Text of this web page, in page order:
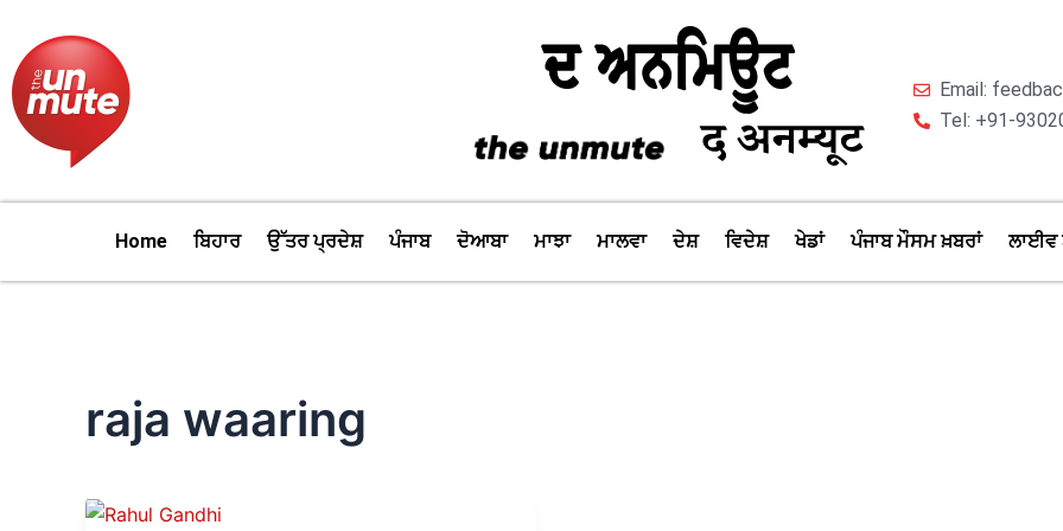
content
Email:
Tel: +91-
Home ਬਿਹਾਰ ਉੱਤਰ ਪ੍ਰਦੇਸ਼ ਪੰਜਾਬ ਦੋਆਬਾ ਮਾਝਾ ਮਾਲਵਾ ਦੇਸ਼ ਵਿਦੇਸ਼ ਖੇਡਾਂ ਪੰਜਾਬ ਮੌਸਮ ਖ਼ਬਰਾਂ ਲਾਈਵ
raja waaring